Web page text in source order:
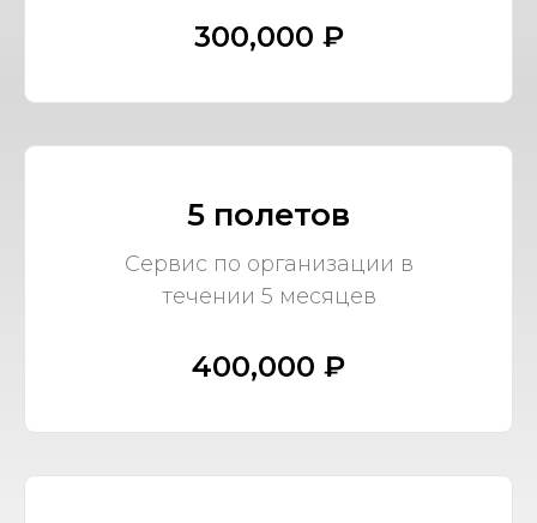
300,000 ₽
5 полетов
Сервис по организации в
течении 5 месяцев
400,000 ₽